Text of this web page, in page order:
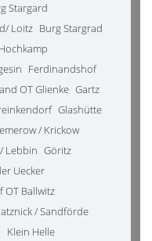
Stargard
Loitz Burg Stargrad
Ferdinandshof
OT Glienke Gartz
Glashütte
/ Krickow
Lebbin Göritz
Uecker
OT Ballwitz
Jatznick / Sandförde
Klein Helle